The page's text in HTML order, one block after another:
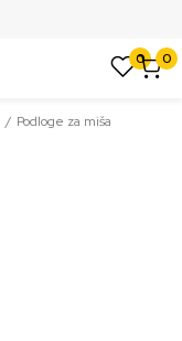
0 0
Podloge za miša